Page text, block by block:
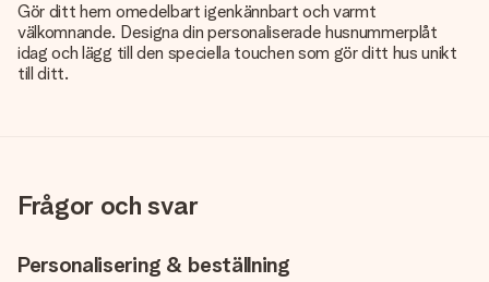
Gör ditt hem omedelbart igenkännbart och varmt
välkomnande. Designa din personaliserade husnummerplåt
idag och lägg till den speciella touchen som gör ditt hus unikt
till ditt.
Frågor och svar
Personalisering & beställning